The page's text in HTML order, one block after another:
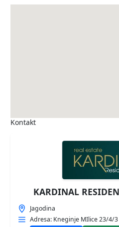
Kontakt
KARDINAL
Jagodina
Adresa: Kneginje MIlice 23/4/3